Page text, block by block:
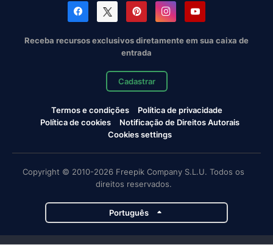
Receba recursos exclusivos diretamente em sua caixa de
entrada
Cadastrar
Termos e condições
Política de privacidade
Política de cookies
Notificação de Direitos Autorais
Cookies settings
Copyright © 2010-2026 Freepik Company S.L.U. Todos os
direitos reservados.
Português